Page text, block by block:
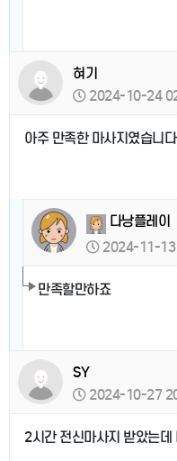
혀기
2024-10-24
아주 만족한 마사지였습니다
다낭플레이
2024-11-13
만족할만하죠
SY
2024-10-27
2시간 전신마사지 받았는